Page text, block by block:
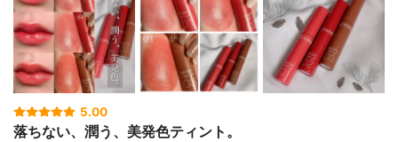
5.00
落ちない、潤う、美発色ティント。